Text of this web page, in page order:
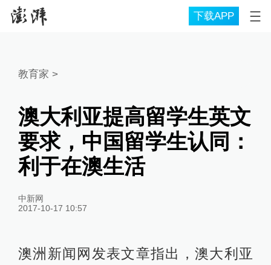
下载APP
教育家 >
澳大利亚提高留学生英文
要求，中国留学生认同：
利于在澳生活
中新网
2017-10-17 10:57
澳洲新闻网发表文章指出，澳大利亚